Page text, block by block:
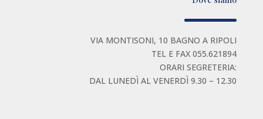
VIA MONTISONI, 10 BAGNO A RIPOLI
TEL E FAX 055.621894
ORARI SEGRETERIA:
DAL LUNEDÌ AL VENERDÌ 9.30 – 12.30